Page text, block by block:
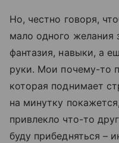
Но, честно говоря,
мало одного желания
фантазия, навыки, а
руки. Мои почему-то
которая поднимает
на минутку
привлекло что-то
буду прибедняться –